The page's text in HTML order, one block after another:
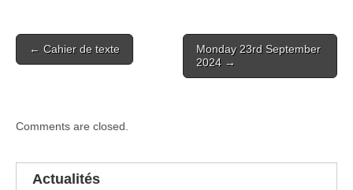
Post
navigation
← Cahier de texte
Monday 23rd September
2024 →
Comments are closed.
Actualités